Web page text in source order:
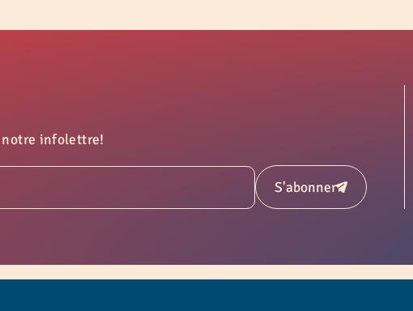
notre infolettre!
S'abonnerSoumettre